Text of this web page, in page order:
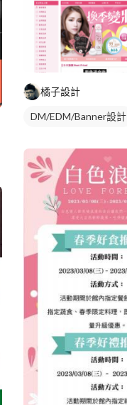
橘子設計
DM/EDM/Banner設計